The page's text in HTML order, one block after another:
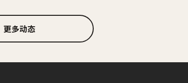
更多动态